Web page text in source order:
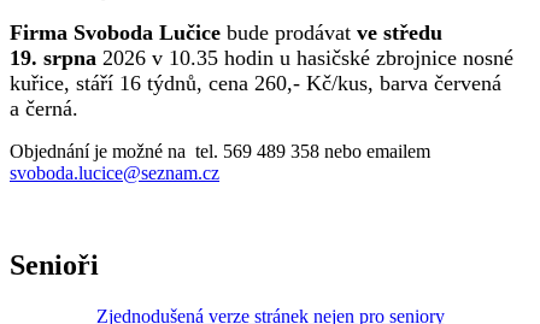
Firma Svoboda Lučice bude prodávat ve středu
19. srpna 2026 v 10.35 hodin u hasičské zbrojnice nosné
kuřice, stáří 16 týdnů, cena 260,- Kč/kus, barva červená
a černá.
Objednání je možné na tel. 569 489 358 nebo emailem
svoboda.lucice@seznam.cz
Senioři
Zjednodušená verze stránek nejen pro seniory